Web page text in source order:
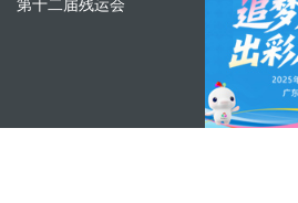
第十二届残运会